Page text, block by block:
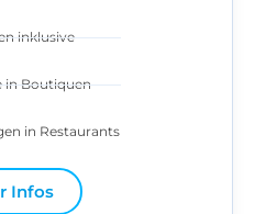
inklusive
in Boutiquen
in Restaurants
Infos